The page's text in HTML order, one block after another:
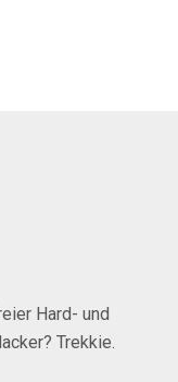
Hard- und
Trekkie.